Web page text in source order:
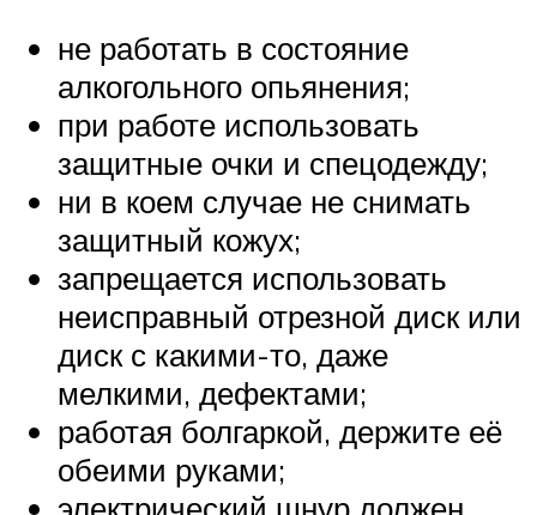
не работать в состояние
алкогольного опьянения;
при работе использовать
защитные очки и спецодежду;
ни в коем случае не снимать
защитный кожух;
запрещается использовать
неисправный отрезной диск или
диск с какими-то, даже
мелкими, дефектами;
работая болгаркой, держите её
обеими руками;